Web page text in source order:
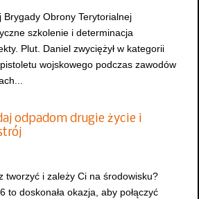
Brygady Obrony Terytorialnej
szkolenie i determinacja
Plut. Daniel zwyciężył w kategorii
wojskowego podczas zawodów
odpadom drugie życie i
tworzyć i zależy Ci na środowisku?
to doskonała okazja, aby połączyć